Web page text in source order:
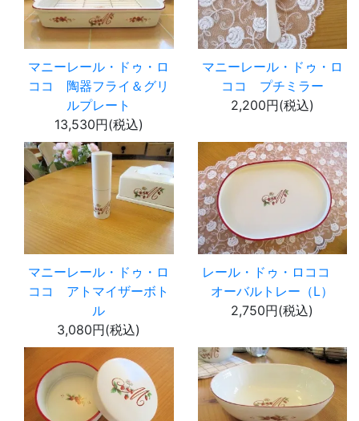
マニーレール・ドゥ・ロ
ココ 陶器フライ＆グリ
ルプレート
13,530円(税込)
マニーレール・ドゥ・ロ
ココ プチミラー
2,200円(税込)
マニーレール・ドゥ・ロ
ココ アトマイザーボト
ル
3,080円(税込)
レール・ドゥ・ロココ
オーバルトレー（L）
2,750円(税込)